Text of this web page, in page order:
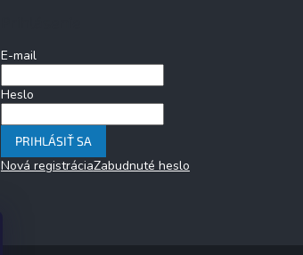
E-mail
Heslo
PRIHLÁSIŤ SA
Nová registráciaZabudnuté heslo